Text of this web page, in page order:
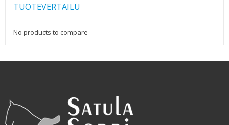
TUOTEVERTAILU
No products to compare